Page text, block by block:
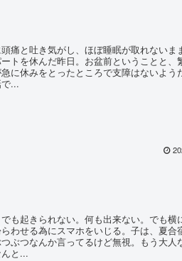
痛と吐き気がし、ほぼ睡眠が取れないま
トを休んだ昨日。お盆前ということと、
に休みをとったところで支障はないよう
...
も起きられない。何も出来ない。でも横
わせる為にスマホをいじる。子は、夏合
ぶつなんか言ってるけど無視。もう大人
と...